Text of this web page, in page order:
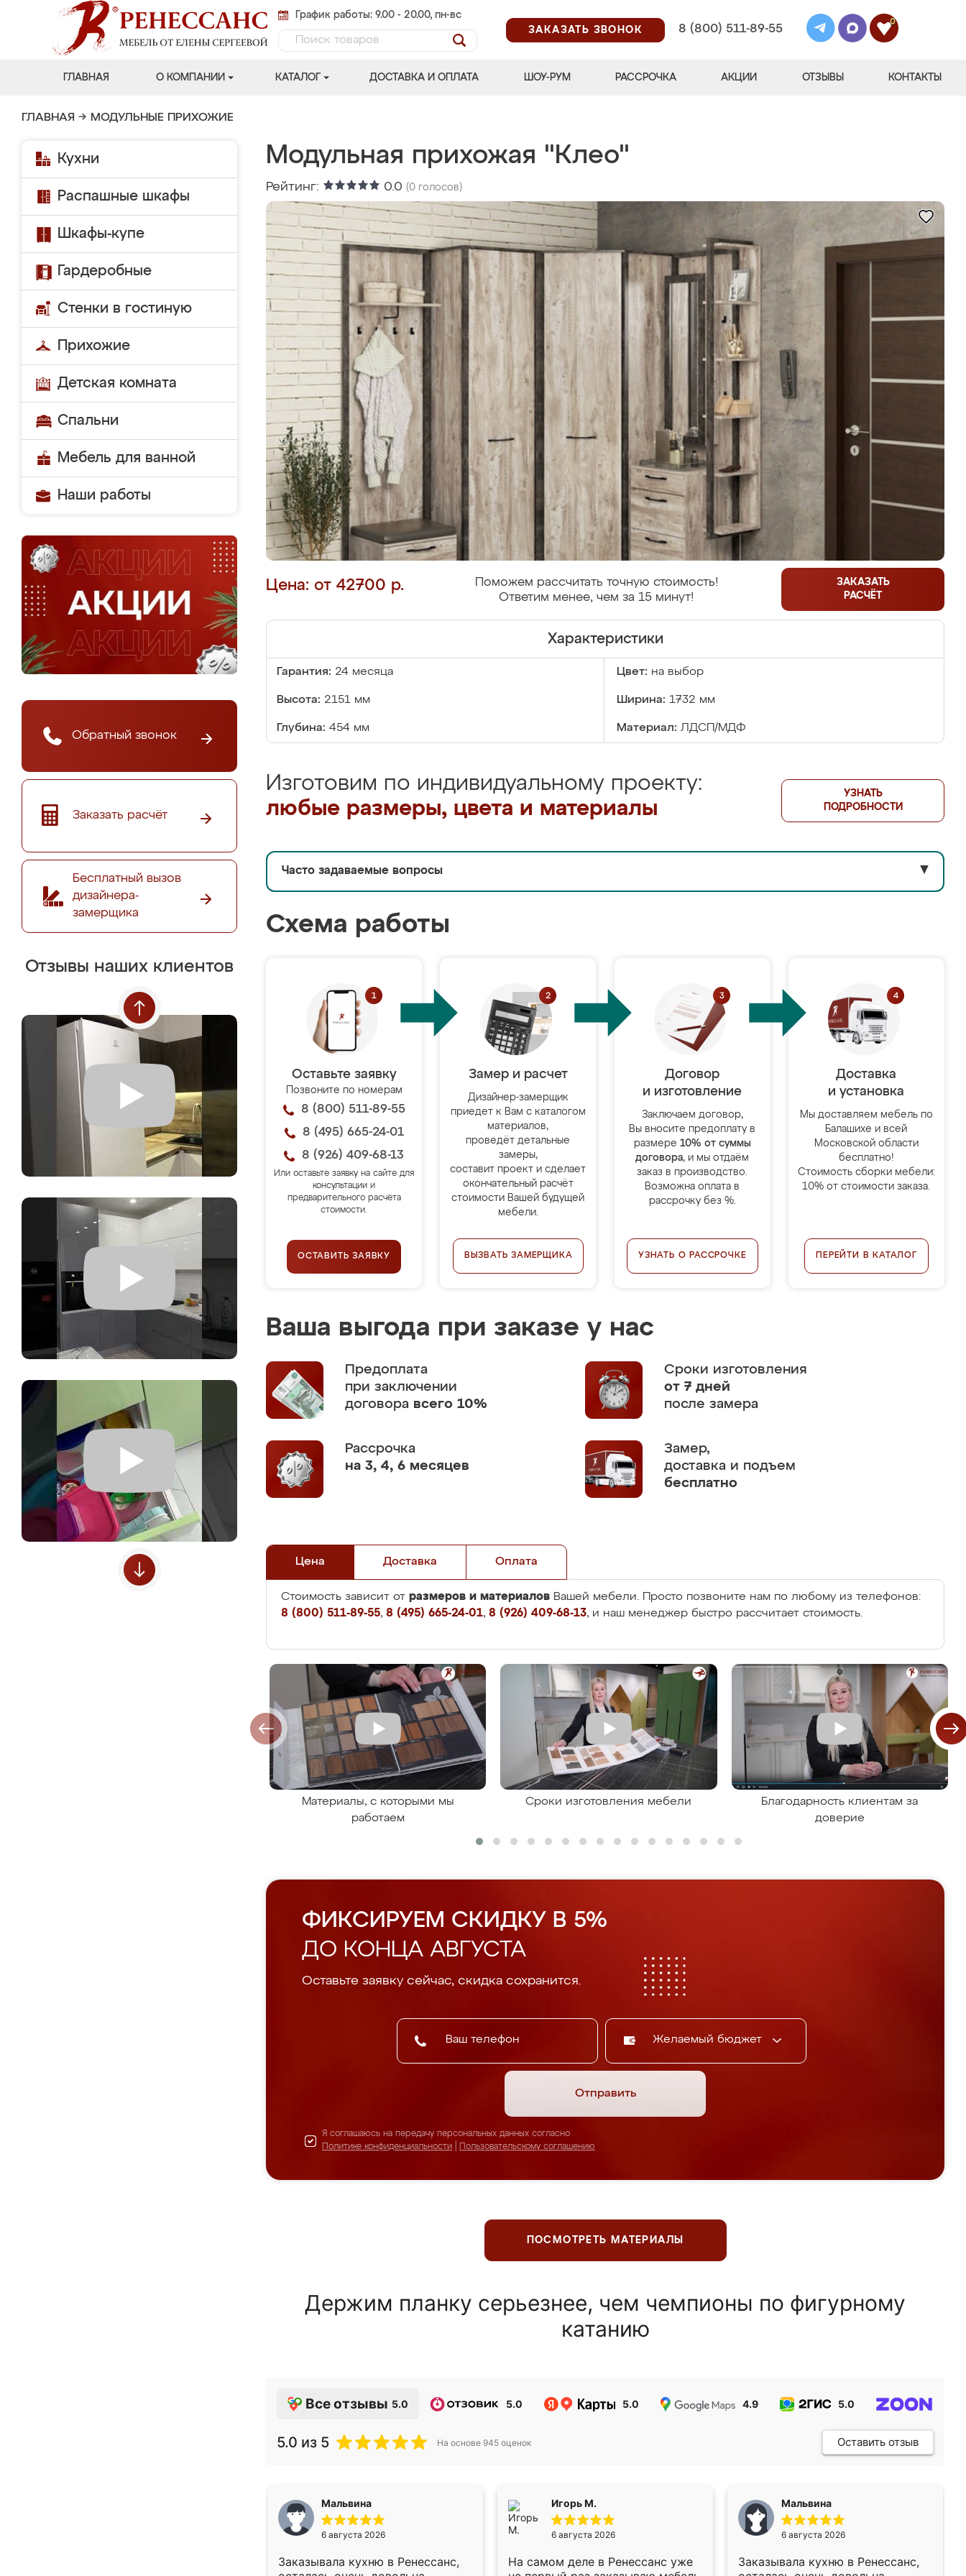
График работы: 9.00 - 20.00, пн-вс
ЗАКАЗАТЬ ЗВОНОК
8 (800) 511-89-55
0
ГЛАВНАЯ О КОМПАНИИ КАТАЛОГ ДОСТАВКА И ОПЛАТА ШОУ-РУМ РАССРОЧКА АКЦИИ ОТЗЫВЫ КОНТАКТЫ
ГЛАВНАЯ → МОДУЛЬНЫЕ ПРИХОЖИЕ
Кухни
Распашные шкафы
Шкафы-купе
Гардеробные
Стенки в гостиную
Прихожие
Детская комната
Спальни
Мебель для ванной
Наши работы
Обратный звонок
Заказать расчёт
Бесплатный вызов
дизайнера-
замерщика
Отзывы наших клиентов
Модульная прихожая "Клео"
Рейтинг: 0.0 (0 голосов)
Цена: от 42700 р.
Поможем рассчитать точную стоимость!
Ответим менее, чем за 15 минут!
ЗАКАЗАТЬ
РАСЧЁТ
Характеристики
Гарантия: 24 месяца Цвет: на выбор
Высота: 2151 мм Ширина: 1732 мм
Глубина: 454 мм Материал: ЛДСП/МДФ
Изготовим по индивидуальному проекту:
любые размеры, цвета и материалы
УЗНАТЬ
ПОДРОБНОСТИ
Часто задаваемые вопросы ▼
Схема работы
Оставьте заявку
Позвоните по номерам
8 (800) 511-89-55
8 (495) 665-24-01
8 (926) 409-68-13
Или оставьте заявку на сайте для
консультации и
предварительного расчёта
стоимости.
ОСТАВИТЬ ЗАЯВКУ
Замер и расчет
Дизайнер-замерщик
приедет к Вам с каталогом
материалов,
проведёт детальные
замеры,
составит проект и сделает
окончательный расчёт
стоимости Вашей будущей
мебели.
ВЫЗВАТЬ ЗАМЕРЩИКА
Договор
и изготовление
Заключаем договор,
Вы вносите предоплату в
размере 10% от суммы
договора, и мы отдаём
заказ в производство.
Возможна оплата в
рассрочку без %.
УЗНАТЬ О РАССРОЧКЕ
Доставка
и установка
Мы доставляем мебель по
Балашихе и всей
Московской области
бесплатно!
Стоимость сборки мебели:
10% от стоимости заказа.
ПЕРЕЙТИ В КАТАЛОГ
Ваша выгода при заказе у нас
Предоплата
при заключении
договора всего 10%
Сроки изготовления
от 7 дней
после замера
Рассрочка
на 3, 4, 6 месяцев
Замер,
доставка и подъем
бесплатно
Цена Доставка Оплата
Стоимость зависит от размеров и материалов Вашей мебели. Просто позвоните нам по любому из телефонов:
8 (800) 511-89-55, 8 (495) 665-24-01, 8 (926) 409-68-13, и наш менеджер быстро рассчитает стоимость.
Материалы, с которыми мы
работаем
Сроки изготовления мебели
Благодарность клиентам за
доверие
ФИКСИРУЕМ СКИДКУ В 5%
ДО КОНЦА АВГУСТА
Оставьте заявку сейчас, скидка сохранится.
Желаемый бюджет
Отправить
Я соглашаюсь на передачу персональных данных согласно
Политике конфиденциальности
Пользовательскому соглашению
ПОСМОТРЕТЬ МАТЕРИАЛЫ
Держим планку серьезнее, чем чемпионы по фигурному
катанию
Все отзывы 5.0 5.0 5.0 4.9 5.0
5.0 из 5 На основе 945 оценок Оставить отзыв
Мальвина
6 августа 2026
Заказывала кухню в Ренессанс,
Игорь М.
6 августа 2026
На самом деле в Ренессанс уже
Мальвина
6 августа 2026
Заказывала кухню в Ренессанс,